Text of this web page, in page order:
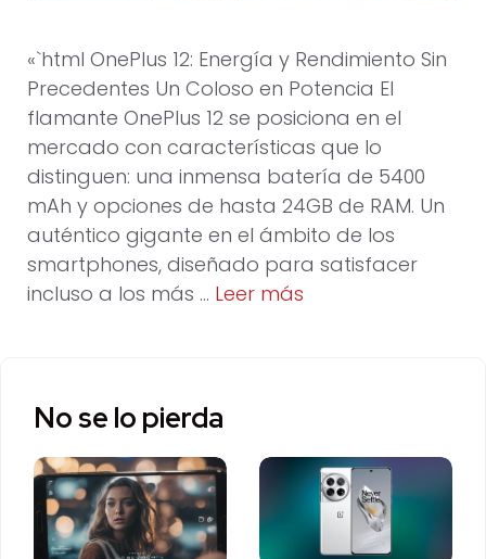
«`html OnePlus 12: Energía y Rendimiento Sin
Precedentes Un Coloso en Potencia El
flamante OnePlus 12 se posiciona en el
mercado con características que lo
distinguen: una inmensa batería de 5400
mAh y opciones de hasta 24GB de RAM. Un
auténtico gigante en el ámbito de los
smartphones, diseñado para satisfacer
incluso a los más … Leer más
No se lo pierda